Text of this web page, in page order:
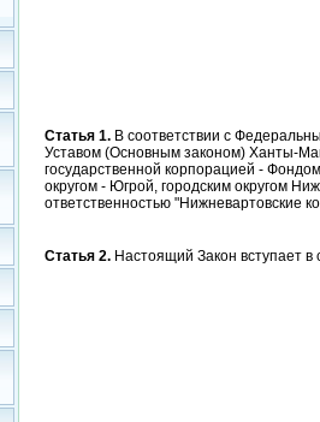
Статья 1. В соответствии с
Уставом (Основным законом) Ханты-
государственной корпорацией -
округом - Югрой, городским округом
ответственностью "Нижневартовские
Статья 2. Настоящий Закон вступает в